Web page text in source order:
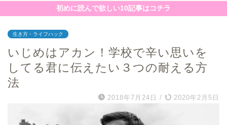
初めに読んで欲しい10記事はコチラ
生き方・ライフハック
いじめはアカン！学校で辛い思いを
してる君に伝えたい３つの耐える方
法
2018年7月24日 / 2020年2月5日